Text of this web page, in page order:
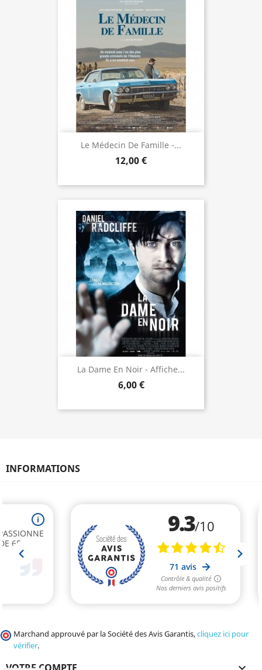
Le Médecin De Famille -...
12,00 €
La Dame En Noir - Affiche...
6,00 €
INFORMATIONS
Marchand approuvé par la Société des Avis Garantis,cliquez ici pour
vérifier.